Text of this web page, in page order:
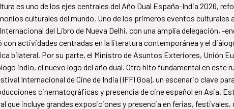
es uno de los ejes centrales del Año Dual España-India 2026,
culturales del mundo. Uno de los primeros eventos culturales
del Libro de Nueva Delhi, con una amplia delegación, -
con actividades centradas en la literatura contemporánea y el
bilateral. Por su parte, el Ministro de Asuntos Exteriores, Unión
indio, el nuevo logo del año dual. Otro hito fundamental en este
Internacional de Cine de India (IFFI Goa), un escenario clave
cinematográficas y presencia de cine español en Asia.
que incluye grandes exposiciones y presencia en ferias,